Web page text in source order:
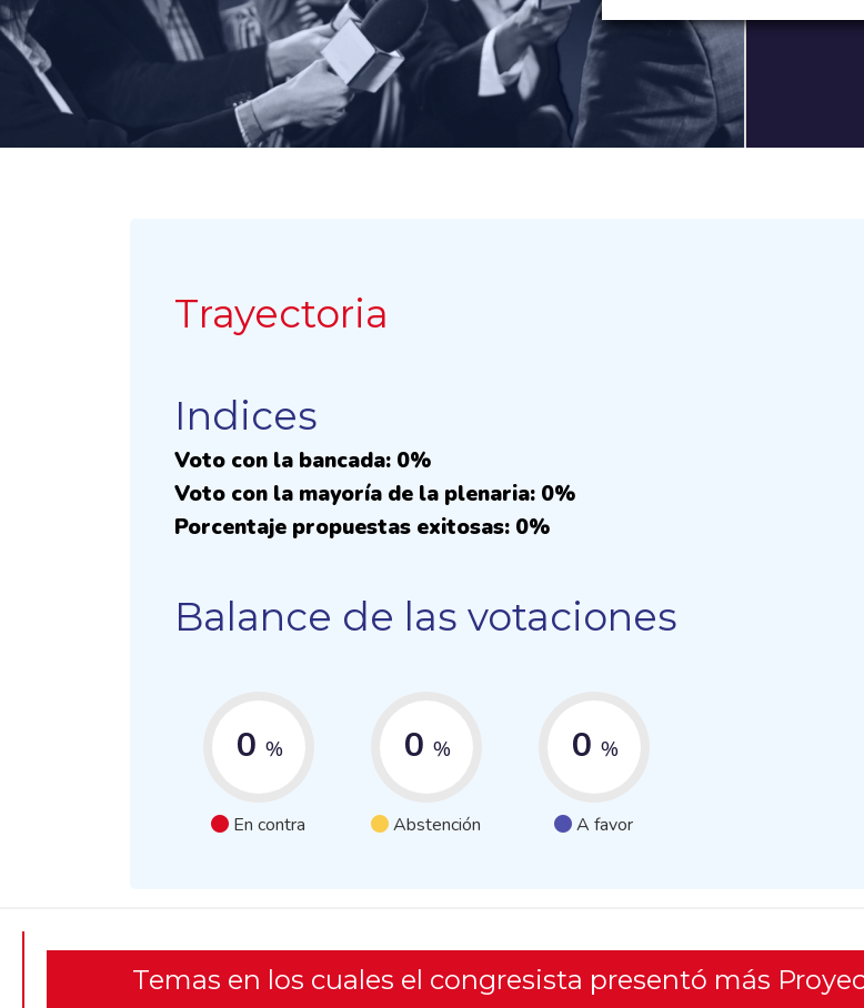
Trayectoria
Indices
Voto con la bancada: 0%
Voto con la mayoría de la plenaria: 0%
Porcentaje propuestas exitosas: 0%
Balance de las votaciones
0 %
En contra
0 %
Abstención
0 %
A favor
Temas en los cuales el congresista presentó más